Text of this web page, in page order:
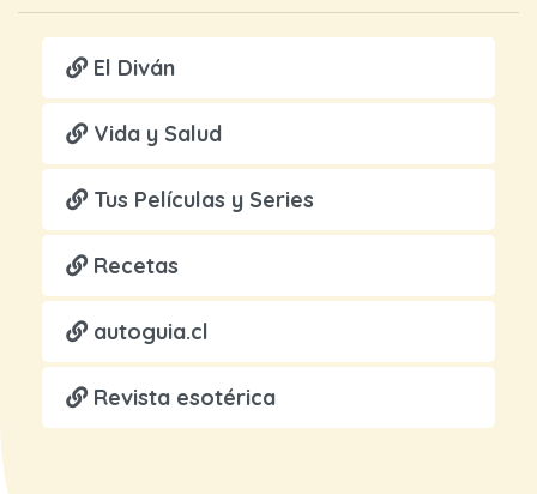
El Diván
Vida y Salud
Tus Películas y Series
Recetas
autoguia.cl
Revista esotérica